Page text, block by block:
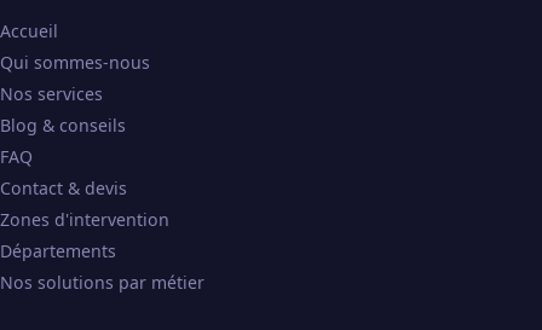
Accueil
Qui sommes-nous
Nos services
Blog & conseils
FAQ
Contact & devis
Zones d'intervention
Départements
Nos solutions par métier